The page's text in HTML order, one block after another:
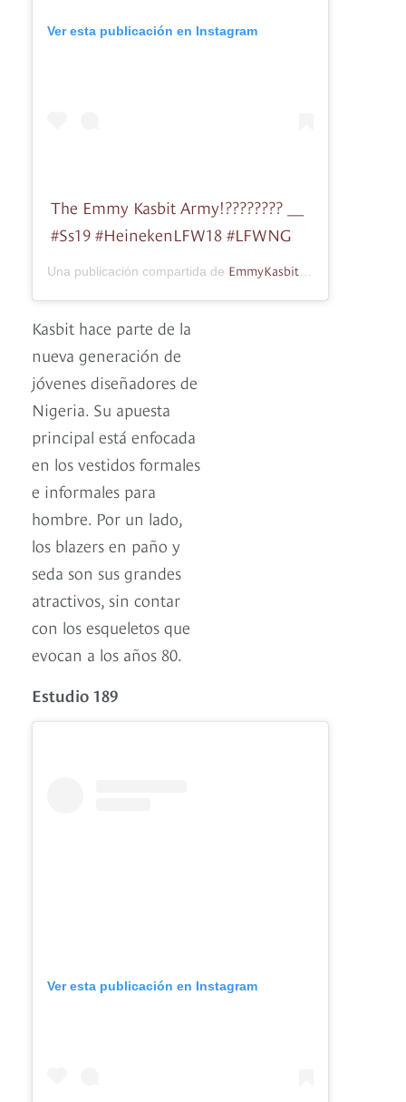
Ver esta publicación en Instagram
The Emmy Kasbit Army!???????? __
#Ss19 #HeinekenLFW18 #LFWNG
Una publicación compartida de EmmyKasbit Nigeria
Kasbit hace parte de la
nueva generación de
jóvenes diseñadores de
Nigeria. Su apuesta
principal está enfocada
en los vestidos formales
e informales para
hombre. Por un lado,
los blazers en paño y
seda son sus grandes
atractivos, sin contar
con los esqueletos que
evocan a los años 80.
Estudio 189
Ver esta publicación en Instagram